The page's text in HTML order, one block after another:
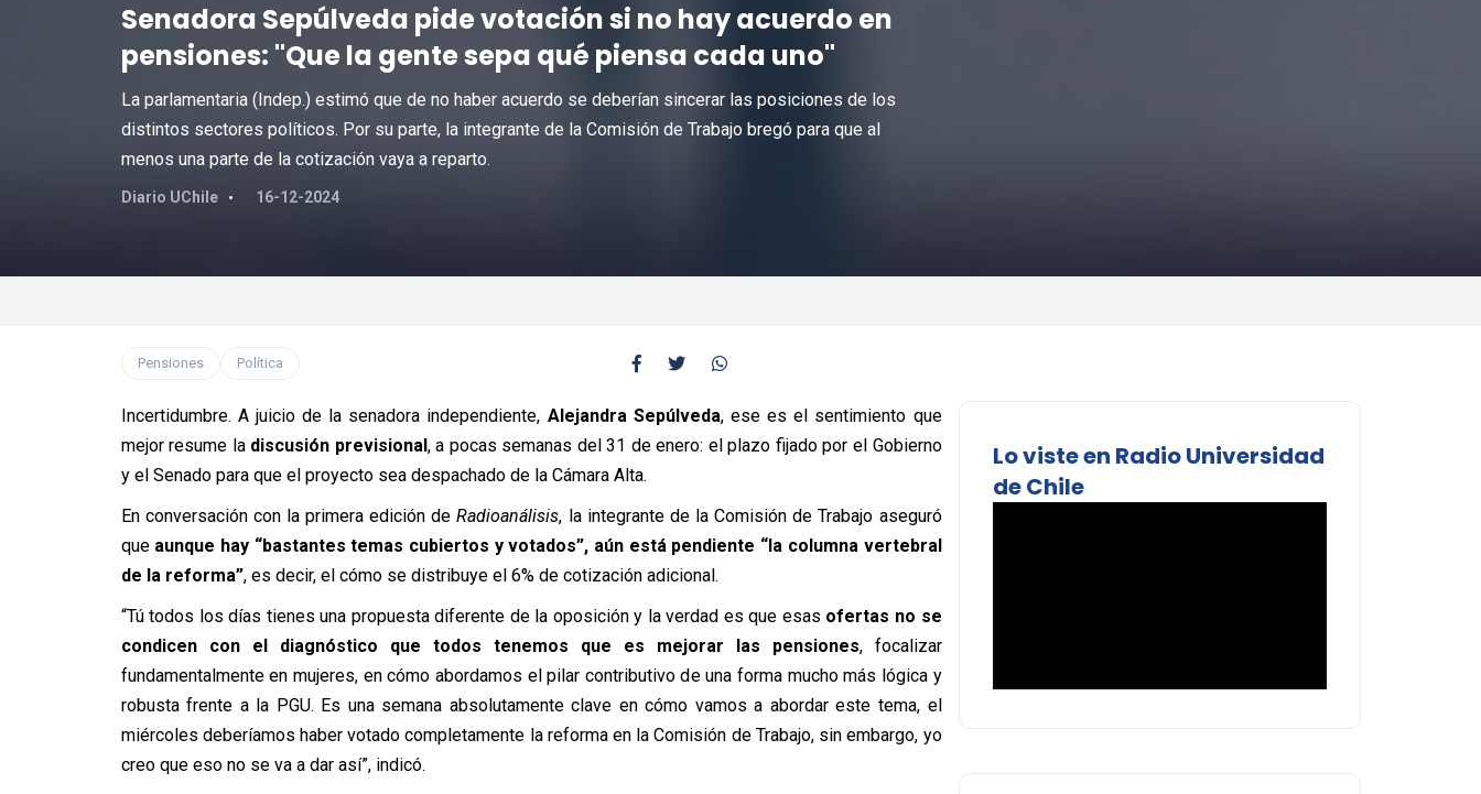
Senadora Sepúlveda pide votación si no hay acuerdo en
pensiones: "Que la gente sepa qué piensa cada uno"
La parlamentaria (Indep.) estimó que de no haber acuerdo se deberían sincerar las posiciones de los
distintos sectores políticos. Por su parte, la integrante de la Comisión de Trabajo bregó para que al
menos una parte de la cotización vaya a reparto.
Diario UChile 16-12-2024
Pensiones Política
Incertidumbre. A juicio de la senadora independiente, Alejandra Sepúlveda, ese es el sentimiento que
mejor resume la discusión previsional, a pocas semanas del 31 de enero: el plazo fijado por el Gobierno
y el Senado para que el proyecto sea despachado de la Cámara Alta.
En conversación con la primera edición deRadioanálisis, la integrante de la Comisión de Trabajo aseguró
queaunque hay “bastantes temas cubiertos y votados”, aún está pendiente “la columna vertebral
de la reforma”, es decir, el cómo se distribuye el 6% de cotización adicional.
“Tú todos los días tienes una propuesta diferente de la oposición y la verdad es que esas ofertas no se
condicen con el diagnóstico que todos tenemos que es mejorar las pensiones, focalizar
fundamentalmente en mujeres, en cómo abordamos el pilar contributivo de una forma mucho más lógica y
robusta frente a la PGU. Es una semana absolutamente clave en cómo vamos a abordar este tema, el
miércoles deberíamos haber votado completamente la reforma en la Comisión de Trabajo, sin embargo, yo
creo que eso no se va a dar así”, indicó.
Lo viste en Radio Universidad
de Chile